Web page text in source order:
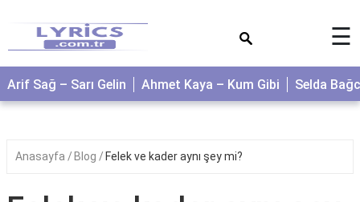
☰
Arif Sağ – Sarı Gelin Ahmet Kaya – Kum Gibi Selda
Anasayfa Blog Felek ve kader aynı şey mi?